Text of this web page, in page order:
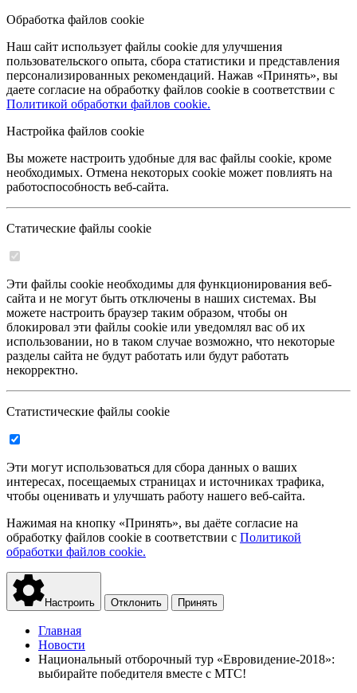
Обработка файлов cookie
Наш сайт использует файлы cookie для улучшения
пользовательского опыта, сбора статистики и представления
персонализированных рекомендаций. Нажав «Принять», вы
даете согласие на обработку файлов cookie в соответствии с
Политикой обработки файлов cookie.
Настройка файлов cookie
Вы можете настроить удобные для вас файлы cookie, кроме
необходимых. Отмена некоторых cookie может повлиять на
работоспособность веб-сайта.
Статические файлы cookie
Эти файлы cookie необходимы для функционирования веб-
сайта и не могут быть отключены в наших системах. Вы
можете настроить браузер таким образом, чтобы он
блокировал эти файлы cookie или уведомлял вас об их
использовании, но в таком случае возможно, что некоторые
разделы сайта не будут работать или будут работать
некорректно.
Статистические файлы cookie
Эти могут использоваться для сбора данных о ваших
интересах, посещаемых страницах и источниках трафика,
чтобы оценивать и улучшать работу нашего веб-сайта.
Нажимая на кнопку «Принять», вы даёте согласие на
обработку файлов cookie в соответствии с Политикой
обработки файлов cookie.
Настроить Отклонить Принять
Главная
Новости
Национальный отборочный тур «Евровидение-2018»:
выбирайте победителя вместе с МТС!